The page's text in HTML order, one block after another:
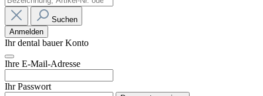
Suchen
Anmelden
Ihr dental bauer Konto
Ihre E-Mail-Adresse
Ihr Passwort